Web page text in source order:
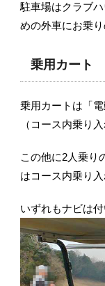
駐車場はクラブ
めの外車にお乗
乗用カート
乗用カートは「
（コース内乗り
この他に2人乗り
はコース内乗り入
いずれもナビは付